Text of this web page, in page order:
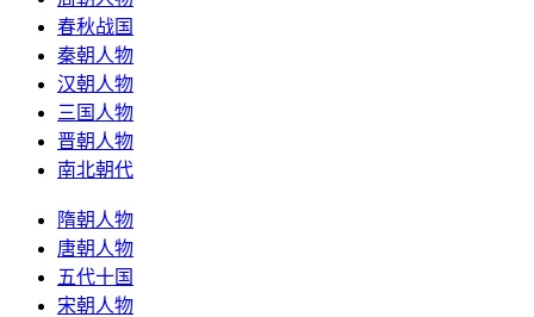
春秋战国
秦朝人物
汉朝人物
三国人物
晋朝人物
南北朝代
隋朝人物
唐朝人物
五代十国
宋朝人物